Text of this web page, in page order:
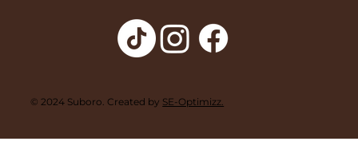
© 2024 Suboro. Created by SE-Optimizz.